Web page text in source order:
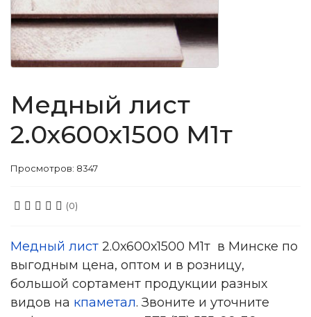
Медный лист
2.0х600х1500 М1т
Просмотров: 8347
(0)
Медный лист 2.0х600х1500 М1т в Минске по
выгодным цена, оптом и в розницу,
большой сортамент продукции разных
видов на кпаметал. Звоните и уточните